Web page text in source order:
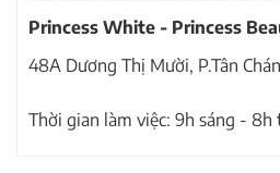
Princess White - Princess
48A Dương Thị Mười, P.Tân
Thời gian làm việc: 9h sáng - 8h